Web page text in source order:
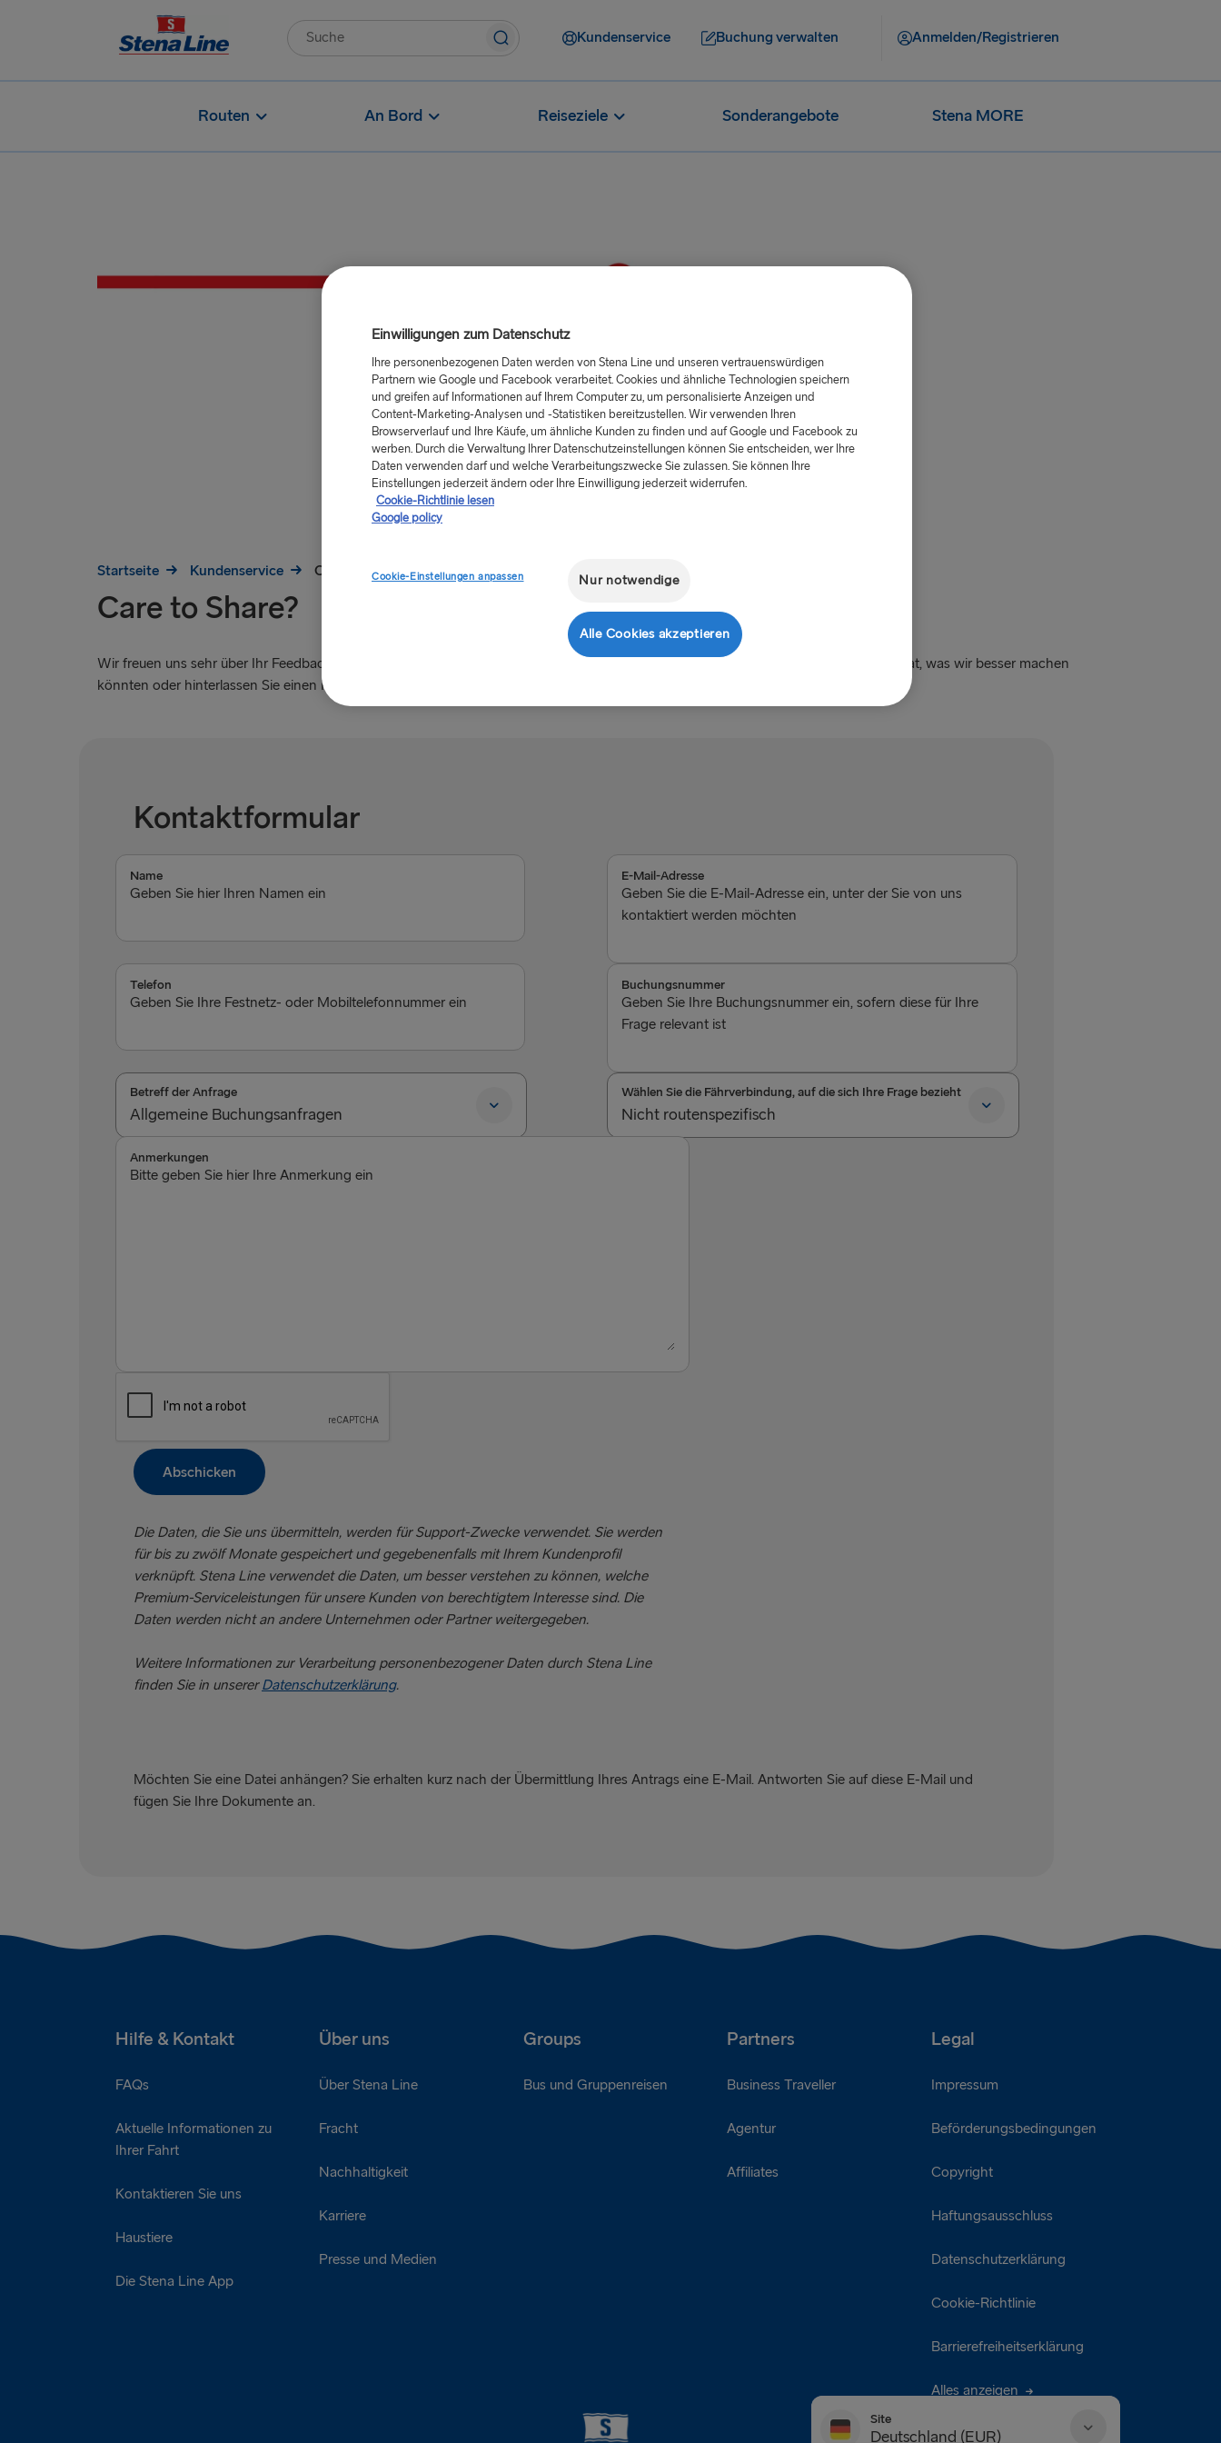
Kundenservice Buchung verwalten Anmelden/Registrieren
Routen An Bord Reiseziele Sonderangebote Stena MORE
Startseite Kundenservice Care to share?
Care to Share?
Wir freuen uns sehr über Ihr Feedback. Bitte teilen Sie uns über das untenstehende Formular mit, was Ihnen besonders gut gefallen hat, was wir besser machen
könnten oder hinterlassen Sie einen Kommentar zu Ihrer letzten Reise.
Kontaktformular
Name
Geben Sie hier Ihren Namen ein
E-Mail-Adresse
Geben Sie die E-Mail-Adresse ein, unter der Sie von uns
kontaktiert werden möchten
Telefon
Geben Sie Ihre Festnetz- oder Mobiltelefonnummer ein
Buchungsnummer
Geben Sie Ihre Buchungsnummer ein, sofern diese für Ihre
Frage relevant ist
Betreff der Anfrage
Allgemeine Buchungsanfragen
Barrierefreies Reisen
Fundsachen
Verbesserungsvorschläge
Rechnungsanfragen
Wählen Sie die Fährverbindung, auf die sich Ihre Frage bezieht
Nicht routenspezifisch
Anmerkungen
Bitte geben Sie hier Ihre Anmerkung ein
Abschicken
Die Daten, die Sie uns übermitteln, werden für Support-Zwecke verwendet. Sie werden
für bis zu zwölf Monate gespeichert und gegebenenfalls mit Ihrem Kundenprofil
verknüpft. Stena Line verwendet die Daten, um besser verstehen zu können, welche
Premium-Serviceleistungen für unsere Kunden von berechtigtem Interesse sind. Die
Daten werden nicht an andere Unternehmen oder Partner weitergegeben.
Weitere Informationen zur Verarbeitung personenbezogener Daten durch Stena Line
finden Sie in unsererDatenschutzerklärung.
Möchten Sie eine Datei anhängen? Sie erhalten kurz nach der Übermittlung Ihres Antrags eine E-Mail. Antworten Sie auf diese E-Mail und
fügen Sie Ihre Dokumente an.
Hilfe & Kontakt Über uns Groups Partners Legal
FAQs
Aktuelle Informationen zu
Ihrer Fahrt
Kontaktieren Sie uns
Haustiere
Die Stena Line App
Über Stena Line
Fracht
Nachhaltigkeit
Karriere
Presse und Medien
Bus und Gruppenreisen Business Traveller
Agentur
Affiliates
Impressum
Beförderungsbedingungen
Copyright
Haftungsausschluss
Datenschutzerklärung
Cookie-Richtlinie
Barrierefreiheitserklärung
Alles anzeigen
Site
Deutschland (EUR)
Einwilligungen zum Datenschutz
Ihre personenbezogenen Daten werden von Stena Line und unseren vertrauenswürdigen
Partnern wie Google und Facebook verarbeitet. Cookies und ähnliche Technologien speichern
und greifen auf Informationen auf Ihrem Computer zu, um personalisierte Anzeigen und
Content-Marketing-Analysen und -Statistiken bereitzustellen. Wir verwenden Ihren
Browserverlauf und Ihre Käufe, um ähnliche Kunden zu finden und auf Google und Facebook zu
werben. Durch die Verwaltung Ihrer Datenschutzeinstellungen können Sie entscheiden, wer Ihre
Daten verwenden darf und welche Verarbeitungszwecke Sie zulassen. Sie können Ihre
Einstellungen jederzeit ändern oder Ihre Einwilligung jederzeit widerrufen.
Cookie-Richtlinie lesen
Google policy
Cookie-Einstellungen anpassen Nur notwendige
Alle Cookies akzeptieren